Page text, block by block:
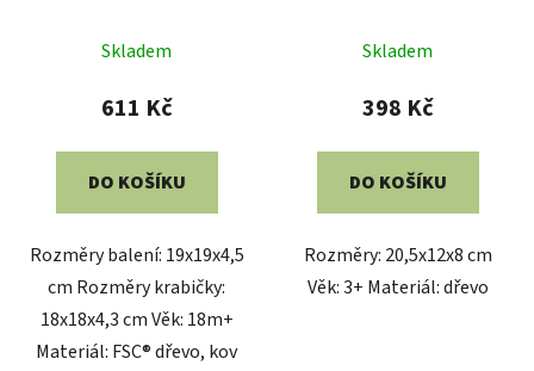
Skladem
611 Kč
DO KOŠÍKU
Rozměry balení: 19x19x4,5
cm Rozměry krabičky:
18x18x4,3 cm Věk: 18m+
Materiál: FSC® dřevo, kov
Skladem
398 Kč
DO KOŠÍKU
Rozměry: 20,5x12x8 cm
Věk: 3+ Materiál: dřevo